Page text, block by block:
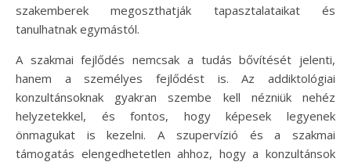
szakemberek megoszthatják tapasztalataikat és
tanulhatnak egymástól.
A szakmai fejlődés nemcsak a tudás bővítését jelenti,
hanem a személyes fejlődést is. Az addiktológiai
konzultánsoknak gyakran szembe kell nézniük nehéz
helyzetekkel, és fontos, hogy képesek legyenek
önmagukat is kezelni. A szupervízió és a szakmai
támogatás elengedhetetlen ahhoz, hogy a konzultánsok